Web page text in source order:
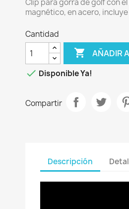
Clip para gorra de golf con
magnético, en acero,
Cantidad
 AÑADIR
 Disponible Ya!
Compartir
Descripción